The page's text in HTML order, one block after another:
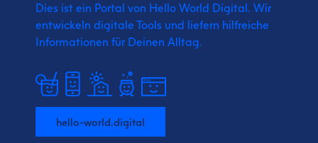
Dies ist ein Portal von Hello World Digital. Wir
entwickeln digitale Tools und liefern hilfreiche
Informationen für Deinen Alltag.
hello-world.digital